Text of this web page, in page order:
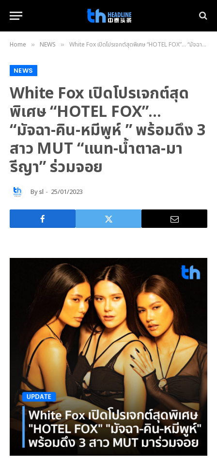
Home » NEWS » White Fox เปิดโปรเจกต์สุดพิเศษ “HOTEL FOX”… “มัจฉา-คิน-หมีพูห์ ” พร้อมดึง 3 สาว MUT “แนท-น้ำตาล-มารีญา” ร่วมจอย
NEWS
White Fox เปิดโปรเจกต์สุด
พิเศษ “HOTEL FOX”…
“มัจฉา-คิน-หมีพูห์ ” พร้อมดึง 3
สาว MUT “แนท-น้ำตาล-มา
รีญา” ร่วมจอย
Bysl 25/01/2023